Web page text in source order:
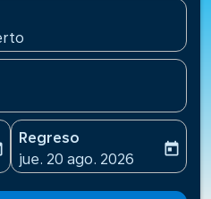
aria-label
Regreso
fc-booking-return-date-
jue. 20 ago. 2026
today